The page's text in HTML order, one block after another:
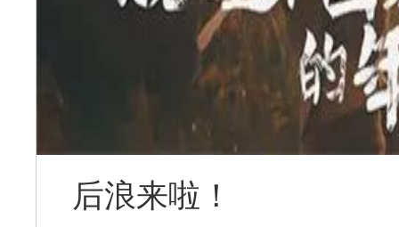
后浪来啦！